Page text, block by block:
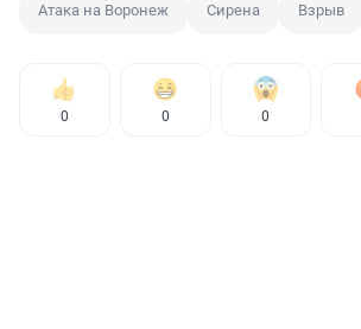
Атака на Воронеж Сирена Взрыв
0 0 0